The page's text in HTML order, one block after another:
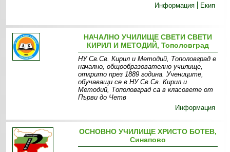
Информация
Екип
НАЧАЛНО УЧИЛИЩЕ СВЕТИ СВЕТИ
КИРИЛ И МЕТОДИЙ, Тополовград
НУ Св.Св. Кирил и Методий, Тополовград е
начално, общообразователно училище,
открито през 1889 година. Учениците,
обучаващи се в НУ Св.Св. Кирил и
Методий, Тополовград са в класовете от
Първи до Четв
Информация
ОСНОВНО УЧИЛИЩЕ ХРИСТО БОТЕВ,
Синапово